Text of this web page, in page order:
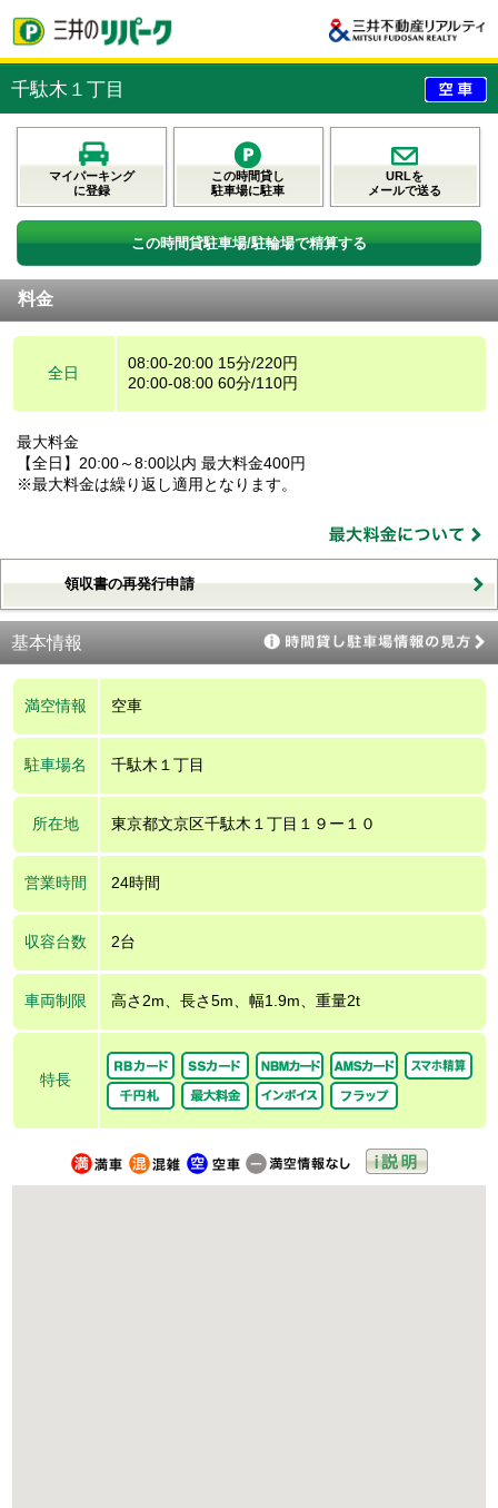
千駄木１丁目
マイパーキング
に登録
この時間貸し
駐車場に駐車
URLを
メールで送る
この時間貸駐車場/駐輪場で精算する
料金
全日
08:00-20:00 15分/220円
20:00-08:00 60分/110円
最大料金
【全日】20:00～8:00以内 最大料金400円
※最大料金は繰り返し適用となります。
領収書の再発行申請
基本情報
満空情報 空車
駐車場名 千駄木１丁目
所在地 東京都文京区千駄木１丁目１９ー１０
営業時間 24時間
収容台数 2台
車両制限 高さ2m、長さ5m、幅1.9m、重量2t
特長